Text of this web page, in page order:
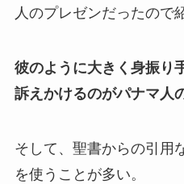
人のプレゼンだったので
彼のように大きく身振り
訴えかけるのがパナマ人
そして、聖書からの引用
を使うことが多い。